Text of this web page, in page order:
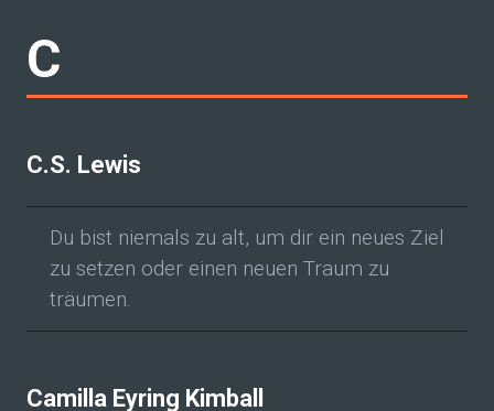
C
C.S. Lewis
Du bist niemals zu alt, um dir ein neues Ziel
zu setzen oder einen neuen Traum zu
träumen.
Camilla Eyring Kimball